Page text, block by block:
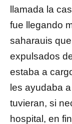
llamada la
fue llegando
saharauis
expulsados
estaba a
les ayudaba
tuvieran, si
hospital, en